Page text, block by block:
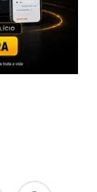
whatsapp